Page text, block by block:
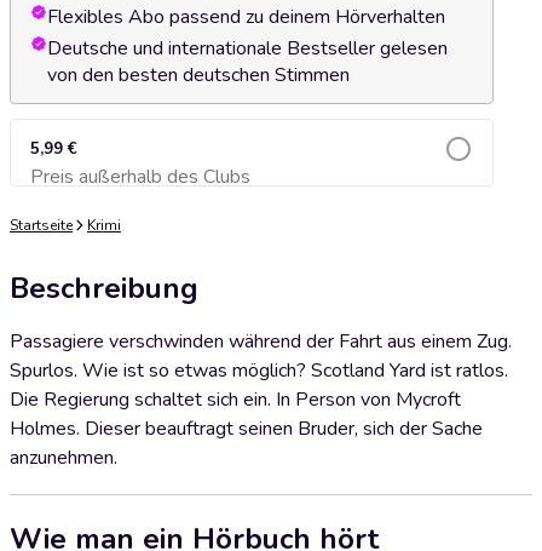
Flexibles Abo passend zu deinem Hörverhalten
Deutsche und internationale Bestseller gelesen
von den besten deutschen Stimmen
5,99 €
Preis außerhalb des ClubsZum Warenkorb hinzufügen
Startseite Krimi
Beschreibung
Passagiere verschwinden während der Fahrt aus einem Zug.
Spurlos. Wie ist so etwas möglich? Scotland Yard ist ratlos.
Die Regierung schaltet sich ein. In Person von Mycroft
Holmes. Dieser beauftragt seinen Bruder, sich der Sache
anzunehmen.
Wie man ein Hörbuch hört